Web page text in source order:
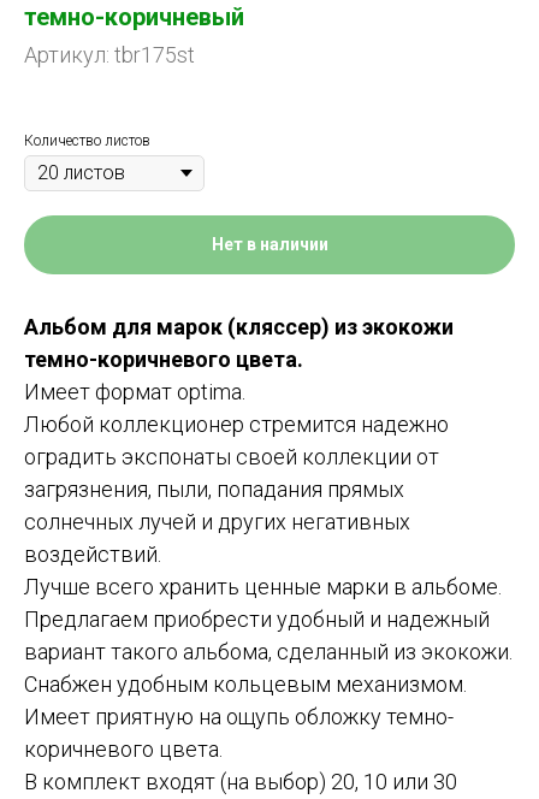
темно-коричневый
Артикул: tbr175st
Количество листов
Нет в наличии
Альбом для марок (кляссер) из экокожи
темно-коричневого цвета.
Имеет формат optima.
Любой коллекционер стремится надежно
оградить экспонаты своей коллекции от
загрязнения, пыли, попадания прямых
солнечных лучей и других негативных
воздействий.
Лучше всего хранить ценные марки в альбоме.
Предлагаем приобрести удобный и надежный
вариант такого альбома, сделанный из экокожи.
Снабжен удобным кольцевым механизмом.
Имеет приятную на ощупь обложку темно-
коричневого цвета.
В комплект входят (на выбор) 20, 10 или 30